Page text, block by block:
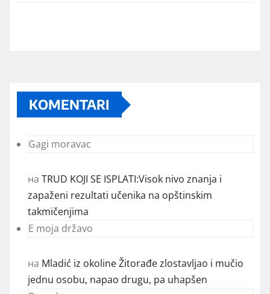
KOMENTARI
Gagi moravac
на TRUD KOJI SE ISPLATI:Visok nivo znanja i
zapaženi rezultati učenika na opštinskim
takmičenjima
E moja državo
на Mladić iz okoline Žitorađe zlostavljao i mučio
jednu osobu, napao drugu, pa uhapšen